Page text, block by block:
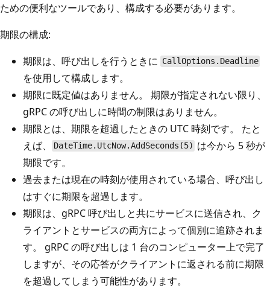
ための便利なツールであり、構成する必要があります。
期限の構成:
期限は、呼び出しを行うときに CallOptions.Deadline
を使用して構成します。
期限に既定値はありません。 期限が指定されない限り、
gRPC の呼び出しに時間の制限はありません。
期限とは、期限を超過したときの UTC 時刻です。 たと
えば、
DateTime.UtcNow.AddSeconds(5) は今から 5 秒が
期限です。
過去または現在の時刻が使用されている場合、呼び出し
はすぐに期限を超過します。
期限は、gRPC 呼び出しと共にサービスに送信され、ク
ライアントとサービスの両方によって個別に追跡されま
す。 gRPC の呼び出しは 1 台のコンピューター上で完了
しますが、その応答がクライアントに返される前に期限
を超過してしまう可能性があります。